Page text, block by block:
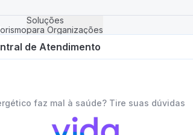
Soluções
para Organizações
de Atendimento
faz mal à saúde? Tire suas dúvidas